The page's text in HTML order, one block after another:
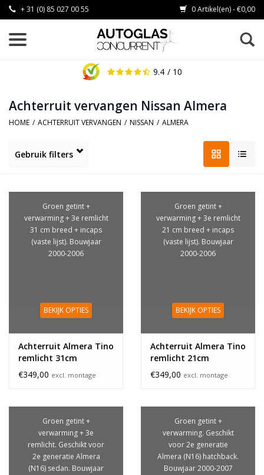
+ 31 (0) 85 027 00 55 0 Artikel(en) - €0,00
9.4 / 10
Achterruit vervangen Nissan Almera
HOME / ACHTERRUIT VERVANGEN / NISSAN / ALMERA
Gebruik filters
Groen getint +
verwarming + 3e remlicht
31 cm breed + incaps
(vaste lijst). Bouwjaar
2000-2006
BEKIJK OPTIES
Achterruit Almera Tino
remlicht 31cm
€349,00 excl. montage
Groen getint +
verwarming + 3e remlicht
21 cm breed + incaps
(vaste lijst). Bouwjaar
2000-2006
BEKIJK OPTIES
Achterruit Almera Tino
remlicht 21cm
€349,00 excl. montage
Groen getint +
verwarming + 3e
remlicht. Geschikt voor
2e generatie Almera
(N16) sedan. Bouwjaar
Groen getint +
verwarming. Geschikt
voor 2e generatie
Almera (N16) hatchback.
Bouwjaar 2000-2007